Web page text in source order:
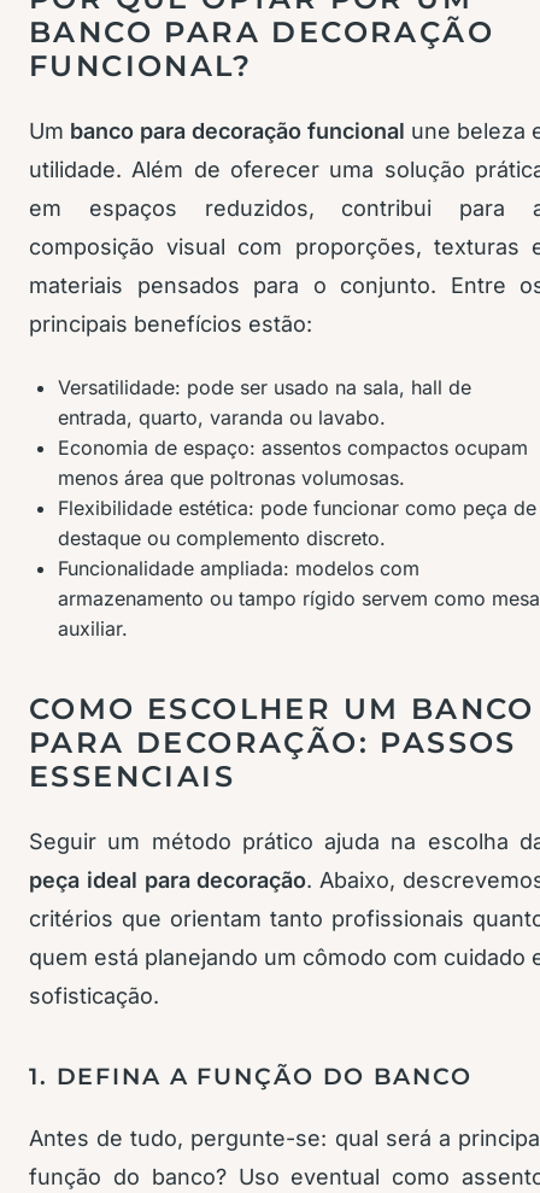
BANCO PARA DECORAÇÃO
FUNCIONAL?
Um banco para decoração funcional une beleza
utilidade. Além de oferecer uma solução
em espaços reduzidos, contribui para
composição visual com proporções, texturas
materiais pensados para o conjunto. Entre
principais benefícios estão:
Versatilidade: pode ser usado na sala, hall de
entrada, quarto, varanda ou lavabo.
Economia de espaço: assentos compactos ocupam
menos área que poltronas volumosas.
Flexibilidade estética: pode funcionar como peça de
destaque ou complemento discreto.
Funcionalidade ampliada: modelos com
armazenamento ou tampo rígido servem como mesa
auxiliar.
COMO ESCOLHER UM BANCO
PARA DECORAÇÃO: PASSOS
ESSENCIAIS
Seguir um método prático ajuda na escolha
peça ideal para decoração. Abaixo,
critérios que orientam tanto profissionais
quem está planejando um cômodo com cuidado
sofisticação.
1. DEFINA A FUNÇÃO DO BANCO
Antes de tudo, pergunte-se: qual será a
função do banco? Uso eventual como